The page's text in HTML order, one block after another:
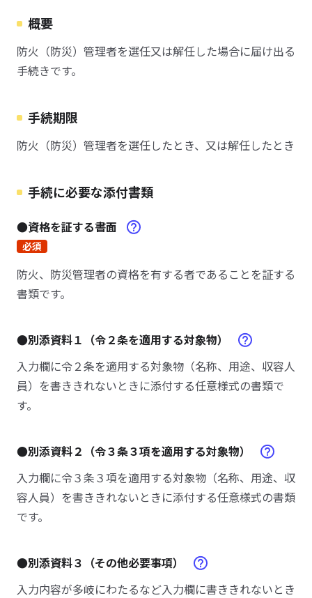
概要
防火（防災）管理者を選任又は解任した場合に届け出る
手続きです。
手続期限
防火（防災）管理者を選任したとき、又は解任したとき
手続に必要な添付書類
●資格を証する書面
必須
防火、防災管理者の資格を有する者であることを証する
書類です。
●別添資料１（令２条を適用する対象物）
入力欄に令２条を適用する対象物（名称、用途、収容人
員）を書ききれないときに添付する任意様式の書類で
す。
●別添資料２（令３条３項を適用する対象物）
入力欄に令３条３項を適用する対象物（名称、用途、収
容人員）を書ききれないときに添付する任意様式の書類
です。
●別添資料３（その他必要事項）
入力内容が多岐にわたるなど入力欄に書ききれないとき